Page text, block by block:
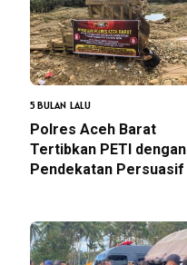
5 BULAN LALU
Polres Aceh Barat
Tertibkan PETI dengan
Pendekatan Persuasif